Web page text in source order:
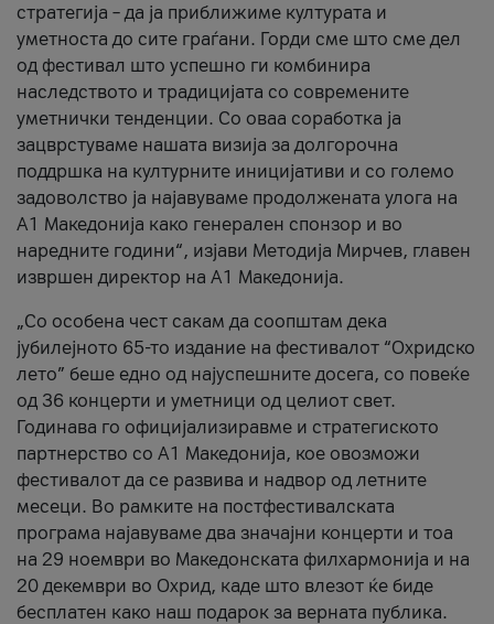
стратегија – да ја приближиме културата и
уметноста до сите граѓани. Горди сме што сме дел
од фестивал што успешно ги комбинира
наследството и традицијата со современите
уметнички тенденции. Со оваа соработка ја
зацврстуваме нашата визија за долгорочна
поддршка на културните иницијативи и со големо
задоволство ја најавуваме продолжената улога на
A1 Македонија како генерален спонзор и во
наредните години“, изјави Методија Мирчев, главен
извршен директор на A1 Македонија.
„Со особена чест сакам да соопштам дека
јубилејното 65-то издание на фестивалот “Охридско
лето” беше едно од најуспешните досега, со повеќе
од 36 концерти и уметници од целиот свет.
Годинава го официјализиравме и стратегиското
партнерство со А1 Македонија, кое овозможи
фестивалот да се развива и надвор од летните
месеци. Во рамките на постфестивалската
програма најавуваме два значајни концерти и тоа
на 29 ноември во Македонската филхармонија и на
20 декември во Охрид, каде што влезот ќе биде
бесплатен како наш подарок за верната публика.